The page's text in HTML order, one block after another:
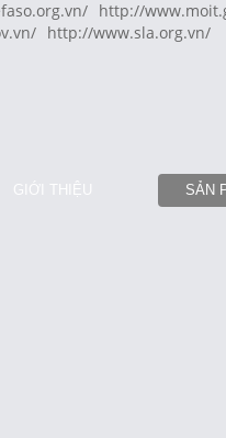
http://
http://www.sla.org.vn/
GIỚI THIỆU SẢN